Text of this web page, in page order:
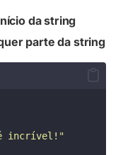
da string
parte da string
é incrível! "